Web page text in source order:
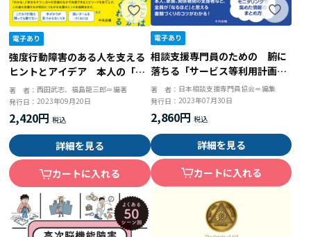
強度行動障害のある人を支える
ヒントとアイデア 本人の「困
った！」、支援者の「どうしよ
う・・・」を軽くする
著 者：西田武志、福島龍三郎＝編著
発行日：2023年09月20日
2,420円
詳細を見る
カートに入れる
相談支援専門員のための 腑に
落ちる「サービス等利用計画」
＆「モニタリング報告書」のつ
くり方
著 者： 日本相談支援専門員協会＝編集
発行日： 2023年07月30日
2,860円
詳細を見る
カートに入れる